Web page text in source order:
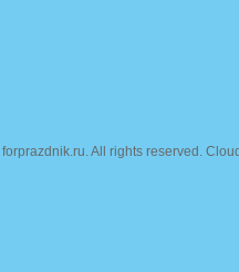
forprazdnik.ru. All rights reserved.